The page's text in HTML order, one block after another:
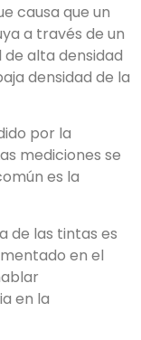
causa que un
a través de un
alta densidad
densidad de la
por la
mediciones se
es la
de las tintas es
en el
en la